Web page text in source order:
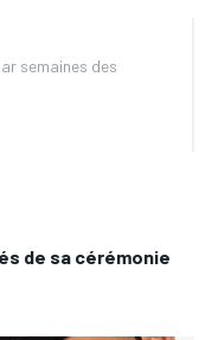
semaines des
de sa cérémonie